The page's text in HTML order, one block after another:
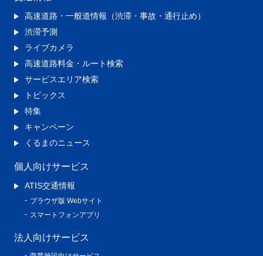
高速道路・一般道情報（渋滞・事故・通行止め）
渋滞予測
ライブカメラ
高速道路料金・ルート検索
サービスエリア検索
トピックス
特集
キャンペーン
くるまのニュース
個人向けサービス
ATIS交通情報
ブラウザ版 Webサイト
スマートフォンアプリ
法人向けサービス